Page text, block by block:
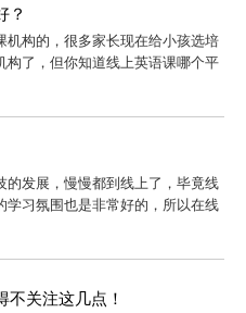
？
构的，很多家长现在给小孩选培
了，但你知道线上英语课哪个平
发展，慢慢都到线上了，毕竟线
习氛围也是非常好的，所以在线
关注这几点！